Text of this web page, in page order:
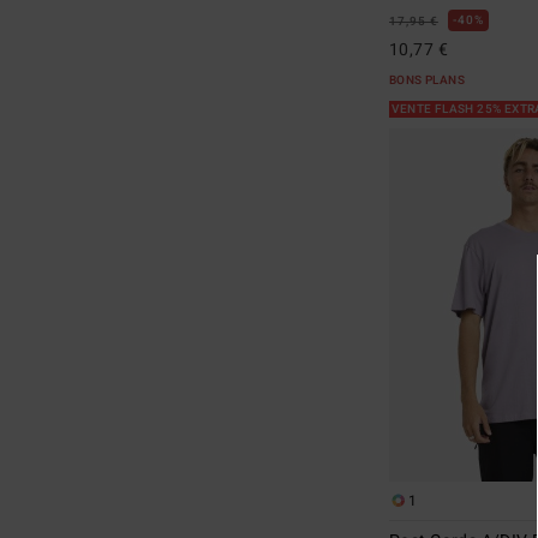
17,95 € 40%
10,77 €
BONS PLANS
VENTE FLASH 25%
1